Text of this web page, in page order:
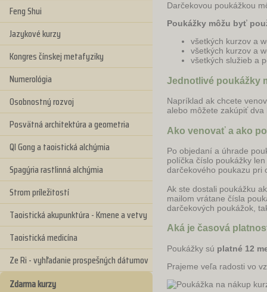
Feng Shui
Jazykové kurzy
Kongres čínskej metafyziky
Numerológia
Osobnostný rozvoj
Posvätná architektúra a geometria
QI Gong a taoistická alchýmia
Spagýria rastlinná alchýmia
Strom príležitostí
Taoistická akupunktúra - Kmene a vetvy
Taoistická medicína
Ze Ri - vyhľadanie prospešných dátumov
Zdarma kurzy
Darčekovou poukážkou
Poukážky môžu byť
všetkých kurzov a
všetkých kurzov a
všetkých služieb a
Jednotlivé poukážky
Napríklad ak chcete
alebo môžete zakúpiť
Ako venovať a ako
Po objedaní a úhrade
políčka číslo poukážky
darčekového poukazu pri
Ak ste dostali poukážku
mailom vrátane čísla
darčekových poukážok,
Aká je časová
Poukážky sú platné 12
Prajeme veľa radosti vo